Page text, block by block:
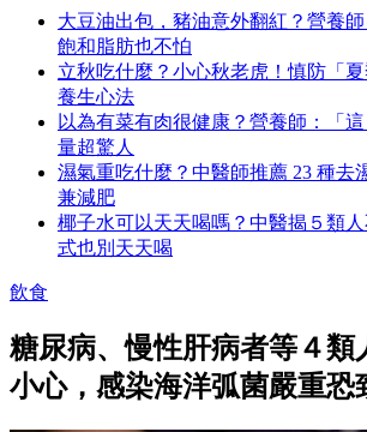
大豆油出包，豬油意外翻紅？營養師
飽和脂肪也不怕
立秋吃什麼？小心秋老虎！慎防「
養生心法
以為有菜有肉很健康？營養師：「
量超驚人
濕氣重吃什麼？中醫師推薦 23 種去
兼減肥
椰子水可以天天喝嗎？中醫揭５類
式也別天天喝
飲食
糖尿病、慢性肝病者等４類
小心，感染海洋弧菌嚴重恐